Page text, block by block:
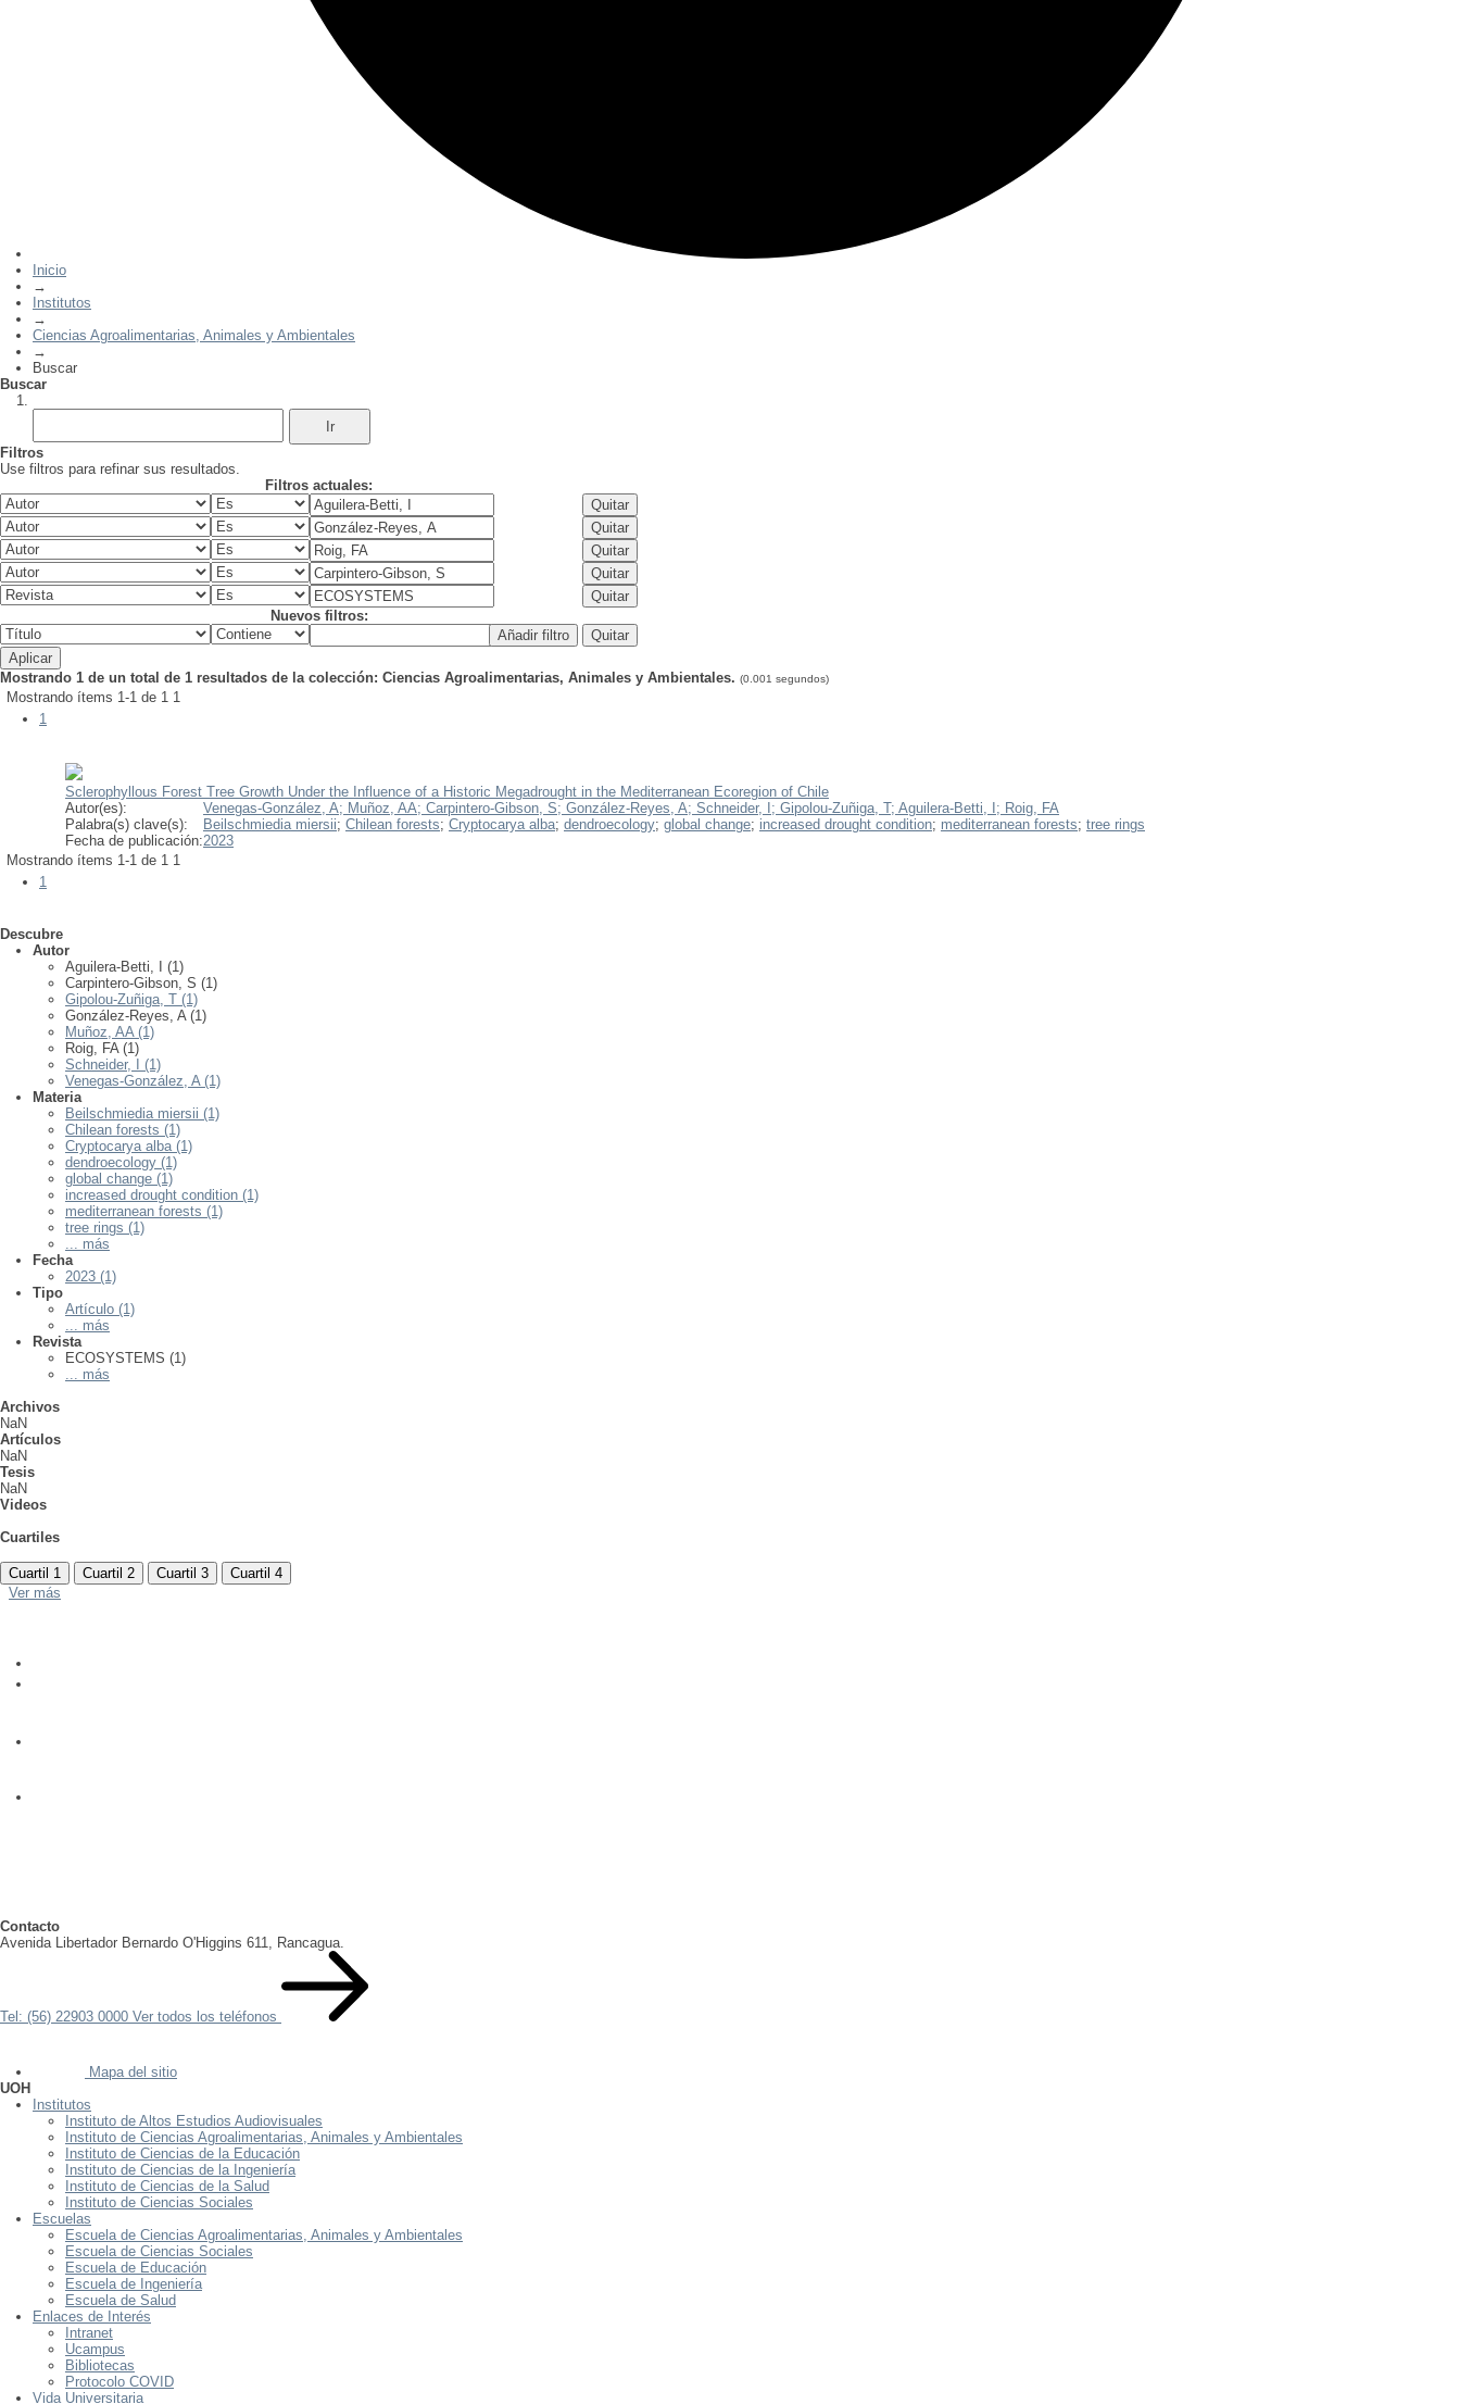
Inicio
→
Institutos
→
Ciencias Agroalimentarias, Animales y Ambientales
→
Buscar
Buscar
Filtros
Use filtros para refinar sus resultados.
Filtros actuales:
Nuevos filtros:
Mostrando 1 de un total de 1 resultados de la colección: Ciencias Agroalimentarias, Animales y Ambientales. (0.001 segundos)
Mostrando ítems 1-1 de 1 1
1
Sclerophyllous Forest Tree Growth Under the Influence of a Historic Megadrought in the Mediterranean Ecoregion of Chile
Autor(es):
Venegas-González, A; Muñoz, AA; Carpintero-Gibson, S; González-Reyes, A; Schneider, I; Gipolou-Zuñiga, T; Aguilera-Betti, I; Roig, FA
Palabra(s) clave(s):
Beilschmiedia miersii; Chilean forests; Cryptocarya alba; dendroecology; global change; increased drought condition; mediterranean forests; tree rings
Fecha de publicación:2023
Mostrando ítems 1-1 de 1 1
1
Descubre
Autor
Aguilera-Betti, I (1)
Carpintero-Gibson, S (1)
Gipolou-Zuñiga, T (1)
González-Reyes, A (1)
Muñoz, AA (1)
Roig, FA (1)
Schneider, I (1)
Venegas-González, A (1)
Materia
Beilschmiedia miersii (1)
Chilean forests (1)
Cryptocarya alba (1)
dendroecology (1)
global change (1)
increased drought condition (1)
mediterranean forests (1)
tree rings (1)
... más
Fecha
2023 (1)
Tipo
Artículo (1)
... más
Revista
ECOSYSTEMS (1)
... más
Archivos
NaN
Artículos
NaN
Tesis
NaN
Videos
Cuartiles
Cuartil 1 Cuartil 2 Cuartil 3
Cuartil 4
Ver más
Contacto
Avenida Libertador Bernardo O'Higgins 611, Rancagua.
Tel: (56) 22903 0000 Ver todos los teléfonos
Mapa del sitio
UOH
Institutos
Instituto de Altos Estudios Audiovisuales
Instituto de Ciencias Agroalimentarias, Animales y Ambientales
Instituto de Ciencias de la Educación
Instituto de Ciencias de la Ingeniería
Instituto de Ciencias de la Salud
Instituto de Ciencias Sociales
Escuelas
Escuela de Ciencias Agroalimentarias, Animales y Ambientales
Escuela de Ciencias Sociales
Escuela de Educación
Escuela de Ingeniería
Escuela de Salud
Enlaces de Interés
Intranet
Ucampus
Bibliotecas
Protocolo COVID
Vida Universitaria